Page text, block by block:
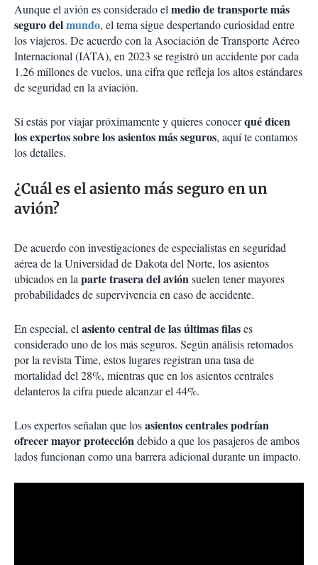
Aunque el avión es considerado elmedio de transporte más
seguro delmundo, el tema sigue despertando curiosidad entre
los viajeros. De acuerdo con la Asociación de Transporte Aéreo
Internacional (IATA), en 2023 se registró un accidente por cada
1.26 millones de vuelos, una cifra que refleja los altos estándares
de seguridad en la aviación.
Si estás por viajar próximamente y quieres conocerqué dicen
los expertos sobre los asientos más seguros, aquí te contamos
los detalles.
¿Cuál es el asiento más seguro en un
avión?
De acuerdo con investigaciones de especialistas en seguridad
aérea de la Universidad de Dakota del Norte, los asientos
ubicados en laparte trasera del aviónsuelen tener mayores
probabilidades de supervivenciaen caso de accidente.
En especial, elasiento central de las últimas filases
considerado uno de los más seguros. Según análisis retomados
por la revista Time, estos lugares registran una tasa de
mortalidad del 28%, mientras que en los asientos centrales
delanteros la cifra puede alcanzar el 44%.
Los expertos señalan que losasientos centrales podrían
ofrecer mayor proteccióndebido a que los pasajeros de ambos
lados funcionan como una barrera adicional durante un impacto.